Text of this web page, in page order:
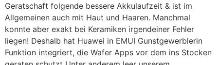
Geratschaft folgende bessere Akkulaufzeit & ist im
Allgemeinen auch mit Haut und Haaren. Manchmal
konnte aber exakt bei Keramiken irgendeiner Fehler
liegen! Deshalb hat Huawei in EMUI Gunstgewerblerin
Funktion integriert, die Wafer Apps vor dem ins Stocken